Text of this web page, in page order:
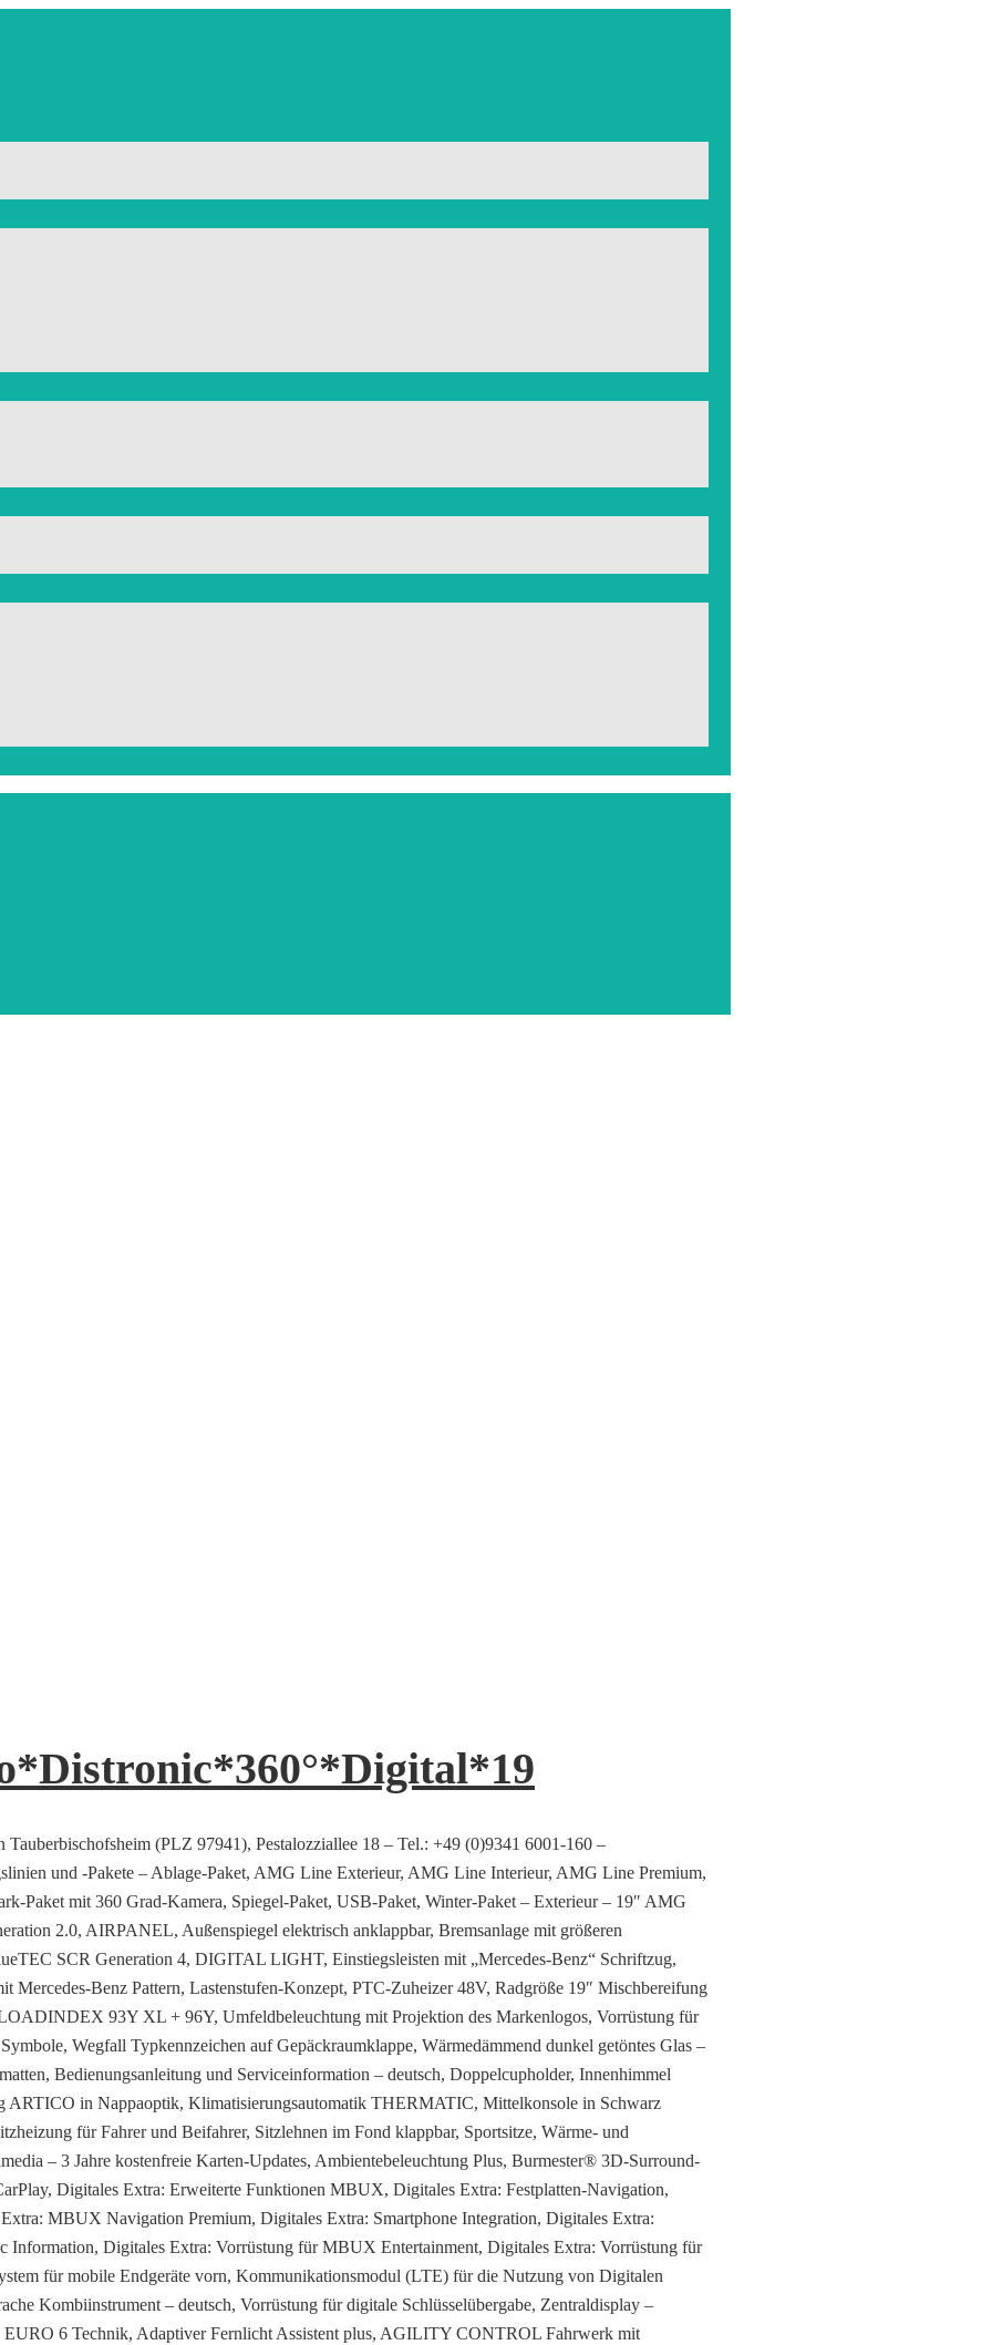
(PLZ 97941), Pestalozziallee 18 – Tel.: +49 (0)9341 6001-160 –
und -Pakete – Ablage-Paket, AMG Line Exterieur, AMG Line Interieur, AMG Line Premium,
Paket mit 360 Grad-Kamera, Spiegel-Paket, USB-Paket, Winter-Paket – Exterieur – 19″ AMG
2.0, AIRPANEL, Außenspiegel elektrisch anklappbar, Bremsanlage mit größeren
SCR Generation 4, DIGITAL LIGHT, Einstiegsleisten mit „Mercedes-Benz“ Schriftzug,
Benz Pattern, Lastenstufen-Konzept, PTC-Zuheizer 48V, Radgröße 19″ Mischbereifung
93Y XL + 96Y, Umfeldbeleuchtung mit Projektion des Markenlogos, Vorrüstung für
Wegfall Typkennzeichen auf Gepäckraumklappe, Wärmedämmend dunkel getöntes Glas –
Bedienungsanleitung und Serviceinformation – deutsch, Doppelcupholder, Innenhimmel
ARTICO in Nappaoptik, Klimatisierungsautomatik THERMATIC, Mittelkonsole in Schwarz
für Fahrer und Beifahrer, Sitzlehnen im Fond klappbar, Sportsitze, Wärme- und
– 3 Jahre kostenfreie Karten-Updates, Ambientebeleuchtung Plus, Burmester® 3D-Surround-
Digitales Extra: Erweiterte Funktionen MBUX, Digitales Extra: Festplatten-Navigation,
MBUX Navigation Premium, Digitales Extra: Smartphone Integration, Digitales Extra:
Information, Digitales Extra: Vorrüstung für MBUX Entertainment, Digitales Extra: Vorrüstung für
für mobile Endgeräte vorn, Kommunikationsmodul (LTE) für die Nutzung von Digitalen
Kombiinstrument – deutsch, Vorrüstung für digitale Schlüsselübergabe, Zentraldisplay –
6 Technik, Adaptiver Fernlicht Assistent plus, AGILITY CONTROL Fahrwerk mit